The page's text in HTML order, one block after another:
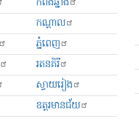
កណ្ដាល
ភ្នំពេញ
រតនគិរី
ស្វាយរៀង
ឧត្ដរមានជ័យ